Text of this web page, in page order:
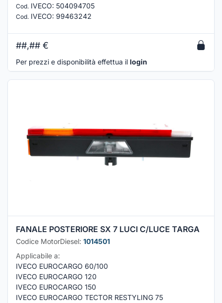
Cod. IVECO: 504094705
Cod. IVECO: 99463242
##,## €
Per prezzi e disponibilità effettua il login
FANALE POSTERIORE SX 7 LUCI C/LUCE TARGA
Codice MotorDiesel: 1014501
Applicabile a:
IVECO EUROCARGO 60/100
IVECO EUROCARGO 120
IVECO EUROCARGO 150
IVECO EUROCARGO TECTOR RESTYLING 75